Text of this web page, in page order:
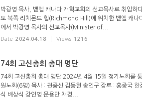
박광영 목사, 벧엘 캐나다 개혁교회의 선교목사로 취임
토 북쪽 리치몬드 힐(Richmond Hill)에 위치한 벧엘 캐
에서 박광영 목사의 선교목사(Minister of...
Date 2024.04.18 Views 1216
74회 고신총회 총대 명단
74회 고신총회 총대 명단 2024년 4월 15일 정기노회를
원노회(6명) 목사 : 권중신 김동현 송인구 장로 : 홍종국
식 배상식 강인영 문용만 채경...